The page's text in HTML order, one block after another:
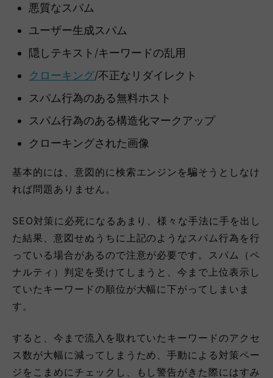
悪質なスパム
ユーザー生成スパム
隠しテキスト/キーワードの乱用
クローキング/不正なリダイレクト
スパム行為のある無料ホスト
スパム行為のある構造化マークアップ
クローキングされた画像
基本的には、意図的に検索エンジンを騙そうとしなけ
れば問題ありません。
SEO対策に必死になるあまり、様々な手法に手を出し
た結果、意図せぬうちに上記のようなスパム行為を行
っている場合があるので注意が必要です。スパム（ペ
ナルティ）判定を受けてしまうと、今まで上位表示し
ていたキーワードの順位が大幅に下がってしまいま
す。
すると、今まで流入を取れていたキーワードのアクセ
ス数が大幅に減ってしまうため、手動による対策ペー
ジをこまめにチェックし、もし警告がきた際にはすみ